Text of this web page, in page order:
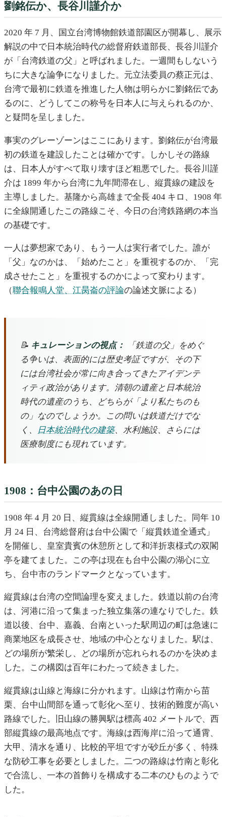
劉銘伝か、長谷川謹介か
2020 年 7 月、国立台湾博物館鉄道部園区が開幕し、展示
解説の中で日本統治時代の総督府鉄道部長、長谷川謹介
が「台湾鉄道の父」と呼ばれました。一週間もしないう
ちに大きな論争になりました。元立法委員の蔡正元は、
台湾で最初に鉄道を推進した人物は明らかに劉銘伝であ
るのに、どうしてこの称号を日本人に与えられるのか、
と疑問を呈しました。
事実のグレーゾーンはここにあります。劉銘伝が台湾最
初の鉄道を建設したことは確かです。しかしその路線
は、日本人がすべて取り壊すほど粗悪でした。長谷川謹
介は 1899 年から台湾に九年間滞在し、縦貫線の建設を
主導しました。基隆から高雄まで全長 404 キロ、1908 年
に全線開通したこの路線こそ、今日の台湾鉄路網の本当
の基礎です。
一人は夢想家であり、もう一人は実行者でした。誰が
「父」なのかは、「始めたこと」を重視するのか、「完
成させたこと」を重視するのかによって変わります。
（聯合報鳴人堂、江昺崙の評論の論述文脈による）
📝 キュレーションの視点：
「鉄道の父」をめぐ
る争いは、表面的には歴史考証ですが、その下
には台湾社会が常に向き合ってきたアイデンテ
ィティ政治があります。清朝の遺産と日本統治
時代の遺産のうち、どちらが「より私たちのも
の」なのでしょうか。この問いは鉄道だけでな
く、
日本統治時代の建築、水利施設、さらには
医療制度にも現れています。
1908：台中公園のあの日
1908 年 4 月 20 日、縦貫線は全線開通しました。同年 10
月 24 日、台湾総督府は台中公園で「縦貫鉄道全通式」
を開催し、皇室貴賓の休憩所として和洋折衷様式の双閣
亭を建てました。この亭は現在も台中公園の湖心に立
ち、台中市のランドマークとなっています。
縦貫線は台湾の空間論理を変えました。鉄道以前の台湾
は、河港に沿って集まった独立集落の連なりでした。鉄
道以後、台中、嘉義、台南といった駅周辺の町は急速に
商業地区を成長させ、地域の中心となりました。駅は、
どの場所が繁栄し、どの場所が忘れられるのかを決めま
した。この構図は百年にわたって続きました。
縦貫線は山線と海線に分かれます。山線は竹南から苗
栗、台中山間部を通って彰化へ至り、技術的難度が高い
路線でした。旧山線の勝興駅は標高 402 メートルで、西
部縦貫線の最高地点です。海線は西海岸に沿って通霄、
大甲、清水を通り、比較的平坦ですが砂丘が多く、特殊
な防砂工事を必要としました。二つの路線は竹南と彰化
で合流し、一本の首飾りを構成する二本のひものようで
した。